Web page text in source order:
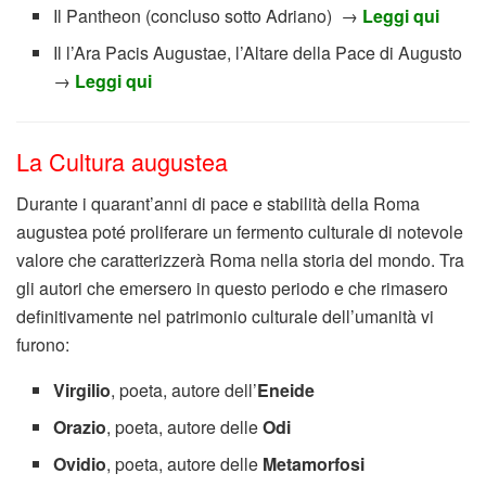
Il Pantheon (concluso sotto Adriano) → Leggi qui
Il l’Ara Pacis Augustae, l’Altare della Pace di Augusto
→ Leggi qui
La Cultura augustea
Durante i quarant’anni di pace e stabilità della Roma
augustea poté proliferare un fermento culturale di notevole
valore che caratterizzerà Roma nella storia del mondo. Tra
gli autori che emersero in questo periodo e che rimasero
definitivamente nel patrimonio culturale dell’umanità vi
furono:
Virgilio, poeta, autore dell’Eneide
Orazio, poeta, autore delleOdi
Ovidio, poeta, autore delle Metamorfosi